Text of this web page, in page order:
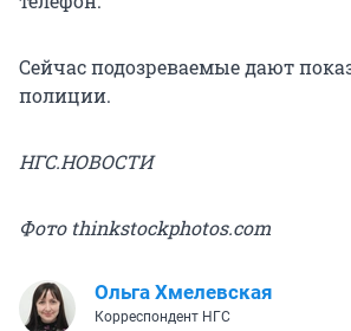
Сейчас подозреваемые дают
полиции.
НГС.НОВОСТИ
Фото thinkstockphotos.com
Ольга Хмелевская
Корреспондент НГС